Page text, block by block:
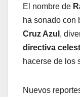
El nombre de
ha sonado con
Cruz Azul ,
directiva
hacerse de los
Nuevos